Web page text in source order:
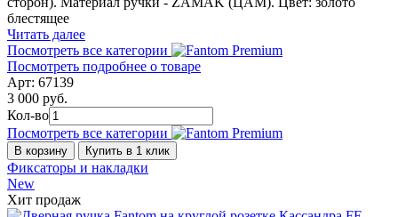
блестящее
Читать далее
Посмотреть все категории
Посмотреть подробнее о товаре
Арт: 67139
3 000 руб.
Кол-во
Посмотреть все категории
В корзину Купить в 1 клик
Фиксаторы и накладки
New
Хит продаж